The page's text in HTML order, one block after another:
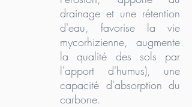
drainage et une rétention
d'eau, favorise la vie
mycorhizienne, augmente
la qualité des sols par
l'apport d'humus), une
capacité d'absorption du
carbone.